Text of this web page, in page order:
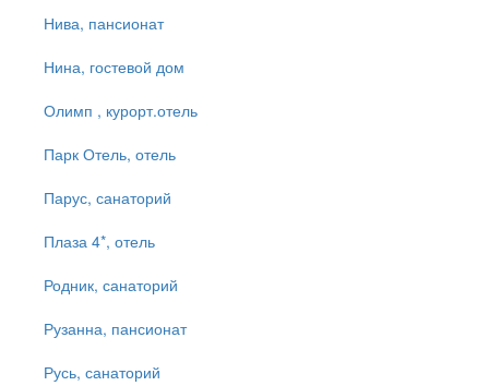
Нива, пансионат
Нина, гостевой дом
Олимп , курорт.отель
Парк Отель, отель
Парус, санаторий
Плаза 4*, отель
Родник, санаторий
Рузанна, пансионат
Русь, санаторий